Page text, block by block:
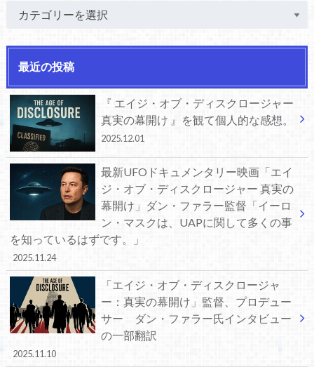
最近の投稿
『 エイジ・オブ・ディスクロージャー
真実の幕開け 』を観て個人的な感想。
2025.12.01
最新UFOドキュメンタリー映画「エイ
ジ・オブ・ディスクロージャー 真実の
幕開け」ダン・ファラー監督「イーロ
ン・マスクは、UAPに関して多くの事
を知っているはずです。」
2025.11.24
「エイジ・オブ・ディスクロージャ
ー：真実の幕開け」監督、プロデュー
サー ダン・ファラー氏インタビュー
の一部翻訳
2025.11.10